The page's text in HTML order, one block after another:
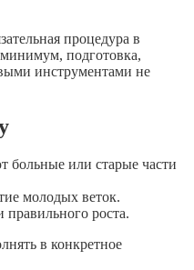
процедура в
подготовка,
инструментами не
больные или старые части
молодых веток.
роста.
в конкретное